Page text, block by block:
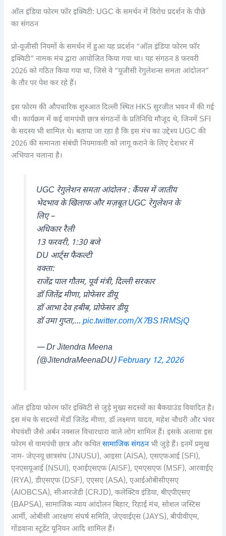
ऑल इंडिया फोरम फॉर इक्विटी: UGC के समर्थन में विरोध प्रदर्शन के पीछे
का संगठन
प्रो-यूजीसी नियमों के समर्थन में हुआ यह प्रदर्शन “ऑल इंडिया फोरम फॉर
इक्विटी” नामक मंच द्वारा आयोजित किया गया था। यह संगठन 8 फरवरी
2026 को गठित किया गया था, जिसे वे “यूजीसी रेगुलेशन्स समता आंदोलन”
के तौर पर पेश कर रहे हैं।
इस फोरम की औपचारिक शुरुआत दिल्ली स्थित HKS सुरजीत भवन में की गई
थी। कार्यक्रम में कई वामपंथी छात्र संगठनों के प्रतिनिधि मौजूद थे, जिनमें SFI
के सदस्य भी शामिल थे। बताया जा रहा है कि इस मंच का उद्देश्य UGC की
2026 की समानता संबंधी नियमावली को लागू कराने के लिए देशभर में
अभियान चलाना है।
UGC रेगुलेशन समता आंदोलन : कैंपस में जातीय
भेदभाव के खिलाफ और मज़बूत UGC रेगुलेशन के
लिए –
अधिकार रैली
13 फरवरी, 1:30 बजे
DU आर्ट्स फैकल्टी
वक्ता:
राजेंद्र पाल गौतम, पूर्व मंत्री, दिल्ली सरकार
डॉ जितेंद्र मीणा, प्रोफेसर डीयू
डॉ आभा देव हबीब, प्रोफेसर डीयू
डॉ उमा गुप्ता,…pic.twitter.com/X7BS1RMSjQ
— Dr Jitendra Meena
(@JitendraMeenaDU)February 12, 2026
ऑल इंडिया फोरम फॉर इक्विटी से जुड़े मुख्य सदस्यों का बैकग्राउंड विवादित है।
इस मंच के सदस्यों मेंडॉ जितेंद्र मीणा, डॉ लक्ष्मण यादव, महेश चौधरी और भंवर
मेघवंशी जैसे अर्बन नक्सल विचारधारा वाले लोग शामिल हैं। इसके अलावा इस
फोरम से वामपंथी छात्र और कथितसामाजिक संगठनभी जुड़े हैं। इनमें प्रमुख
नाम- जेएनयू छात्रसंघ (JNUSU), आइसा (AISA), एसएफआई (SFI),
एनएसयूआई (NSUI), एआईएसएफ (AISF), एमएसएफ (MSF), आरवाईए
(RYA), डीएसएफ (DSF), एएसए (ASA), एआईओबीसीएसए
(AIOBCSA), सीआरजेडी (CRJD), कलेक्टिव इंडिया, बीएपीएसए
(BAPSA), सामाजिक न्याय आंदोलन बिहार, रिहाई मंच, सोशल जस्टिस
आर्मी, ओबीसी आरक्षण संघर्ष समिति, जेएवाईएस (JAYS), बीपीवीएम,
गोंडवाना स्टूडेंट यूनियन आदि शामिल हैं।